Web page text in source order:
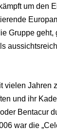
um den
Gruppe geht,
vielen Jahren
und ihr
Bentacur
war die